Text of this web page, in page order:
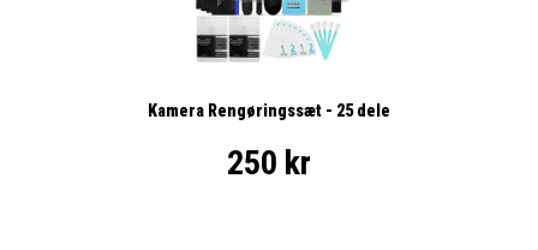
Kamera Rengøringssæt - 25 dele
250 kr